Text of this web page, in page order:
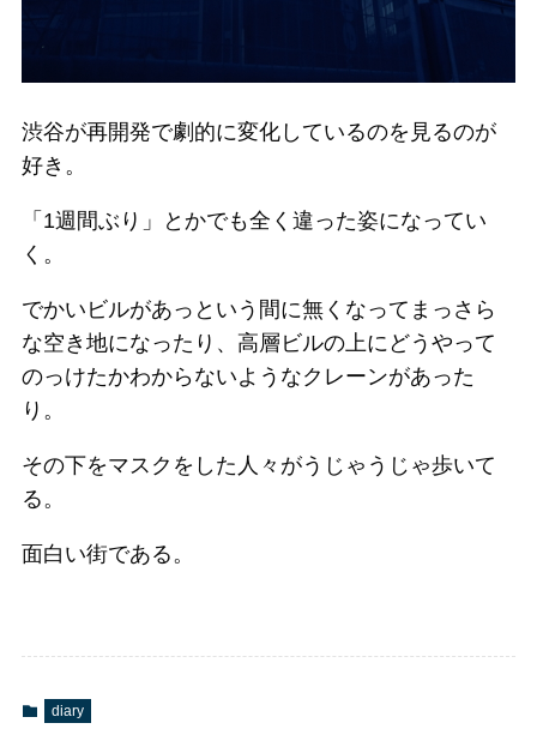
渋谷が再開発で劇的に変化しているのを見るのが
好き。
「1週間ぶり」とかでも全く違った姿になってい
く。
でかいビルがあっという間に無くなってまっさら
な空き地になったり、高層ビルの上にどうやって
のっけたかわからないようなクレーンがあった
り。
その下をマスクをした人々がうじゃうじゃ歩いて
る。
面白い街である。
diary